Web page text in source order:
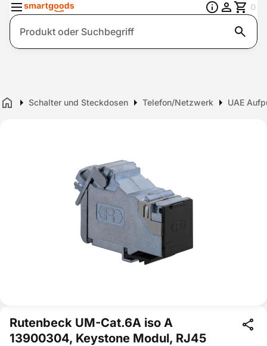
Suche
0
Home Schalter und Steckdosen Telefon/Netzwerk UAE
Rutenbeck UM-Cat.6A iso A
13900304, Keystone Modul, RJ45